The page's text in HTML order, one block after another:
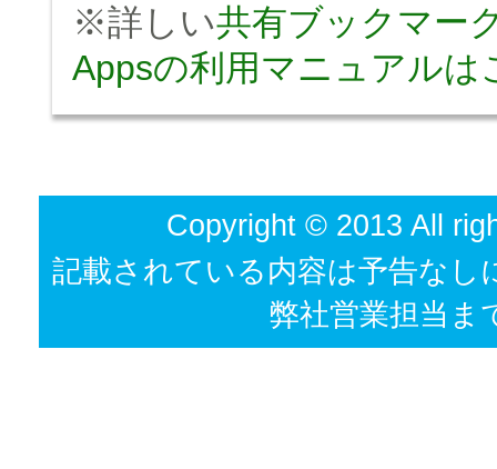
※詳しい共有ブックマー
Appsの利用マニュアルは
Copyright © 2013 All
記載されている内容は予告な
弊社営業担当ま